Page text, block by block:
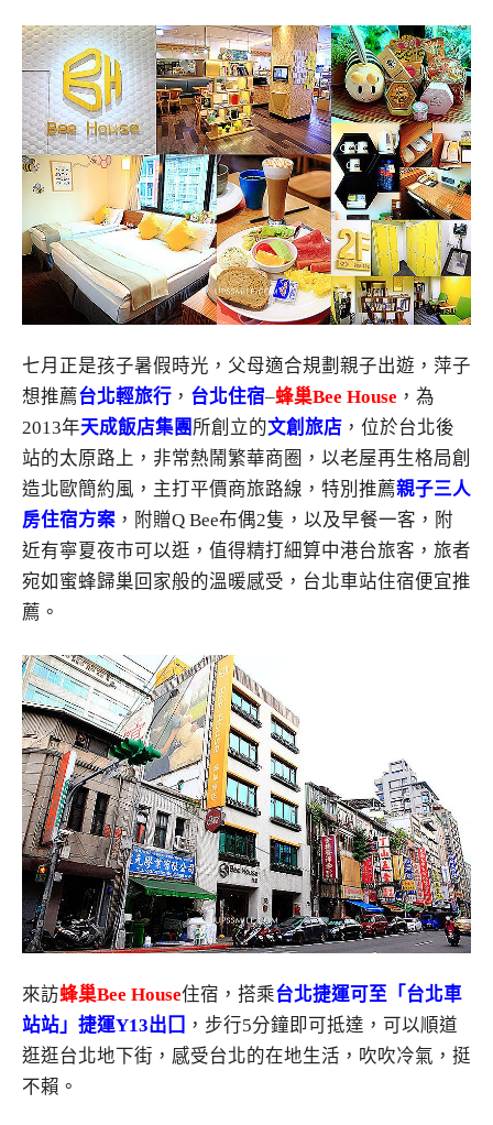
七月正是孩子暑假時光，父母適合規劃親子出遊，萍子
想推薦台北輕旅行 ， 台北住宿–蜂巢Bee House ，為
2013年天成飯店集團 所創立的文創旅店 ，位於台北後
站的太原路上，非常熱鬧繁華商圈，以老屋再生格局創
造北歐簡約風，主打平價商旅路線，特別推薦親子三人
房住宿方案 ，附贈Q Bee布偶2隻，以及早餐一客，附
近有寧夏夜市可以逛，值得精打細算中港台旅客，旅者
宛如蜜蜂歸巢回家般的溫暖感受，台北車站住宿便宜推
薦。
來訪蜂巢Bee House住宿，搭乘台北捷運可至「台北車
站站」捷運Y13出囗 ，步行5分鐘即可抵達，可以順道
逛逛台北地下街，感受台北的在地生活，吹吹冷氣，挺
不賴。